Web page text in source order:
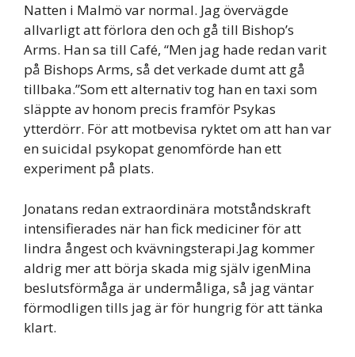
Natten i Malmö var normal. Jag övervägde
allvarligt att förlora den och gå till Bishop’s
Arms. Han sa till Café, “Men jag hade redan varit
på Bishops Arms, så det verkade dumt att gå
tillbaka.”Som ett alternativ tog han en taxi som
släppte av honom precis framför Psykas
ytterdörr. För att motbevisa ryktet om att han var
en suicidal psykopat genomförde han ett
experiment på plats.
Jonatans redan extraordinära motståndskraft
intensifierades när han fick mediciner för att
lindra ångest och kvävningsterapi.Jag kommer
aldrig mer att börja skada mig själv igenMina
beslutsförmåga är undermåliga, så jag väntar
förmodligen tills jag är för hungrig för att tänka
klart.